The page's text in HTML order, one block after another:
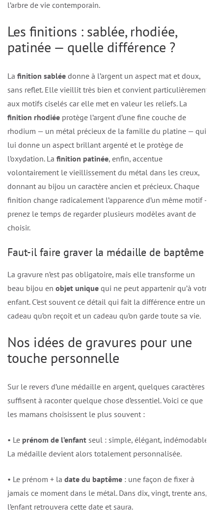
l’arbre de vie contemporain.
Les finitions : sablée, rhodiée,
patinée — quelle différence ?
La finition sablée donne à l’argent un aspect mat et doux,
sans reflet. Elle vieillit très bien et convient particulièrement
aux motifs ciselés car elle met en valeur les reliefs. La
finition rhodiée protège l’argent d’une fine couche de
rhodium — un métal précieux de la famille du platine — qui
lui donne un aspect brillant argenté et le protège de
l’oxydation. La finition patinée, enfin, accentue
volontairement le vieillissement du métal dans les creux,
donnant au bijou un caractère ancien et précieux. Chaque
finition change radicalement l’apparence d’un même motif —
prenez le temps de regarder plusieurs modèles avant de
choisir.
Faut-il faire graver la médaille de baptême ?
La gravure n’est pas obligatoire, mais elle transforme un
beau bijou en objet unique qui ne peut appartenir qu’à votre
enfant. C’est souvent ce détail qui fait la différence entre un
cadeau qu’on reçoit et un cadeau qu’on garde toute sa vie.
Nos idées de gravures pour une
touche personnelle
Sur le revers d’une médaille en argent, quelques caractères
suffisent à raconter quelque chose d’essentiel. Voici ce que
les mamans choisissent le plus souvent :
• Le prénom de l’enfant seul : simple, élégant, indémodable.
La médaille devient alors totalement personnalisée.
• Le prénom + la date du baptême : une façon de fixer à
jamais ce moment dans le métal. Dans dix, vingt, trente ans,
l’enfant retrouvera cette date et saura.